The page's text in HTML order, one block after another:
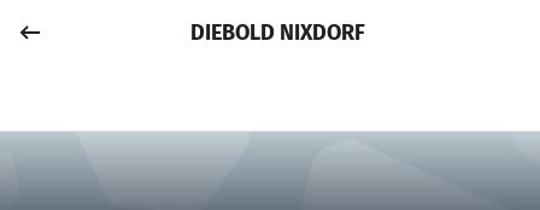
Anmelden
DIEBOLD NIXDORF